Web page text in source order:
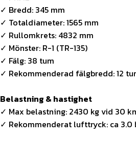
✓ Bredd: 345 mm
✓ Totaldiameter: 1565 mm
✓ Rullomkrets: 4832 mm
✓ Mönster: R-1 (TR-135)
✓ Fälg: 38 tum
✓ Rekommenderad fälgbredd: 12
Belastning & hastighet
✓ Max belastning: 2430 kg vid 30
✓ Rekommenderat lufttryck: ca 3.0